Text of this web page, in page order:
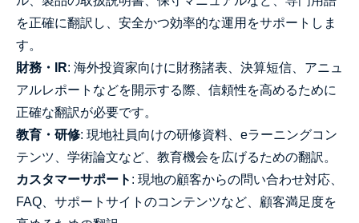
を正確に翻訳し、安全かつ効率的な運用をサポートしま
す。
財務・IR: 海外投資家向けに財務諸表、決算短信、アニュ
アルレポートなどを開示する際、信頼性を高めるために
正確な翻訳が必要です。
教育・研修: 現地社員向けの研修資料、eラーニングコン
テンツ、学術論文など、教育機会を広げるための翻訳。
カスタマーサポート : 現地の顧客からの問い合わせ対応、
FAQ、サポートサイトのコンテンツなど、顧客満足度を